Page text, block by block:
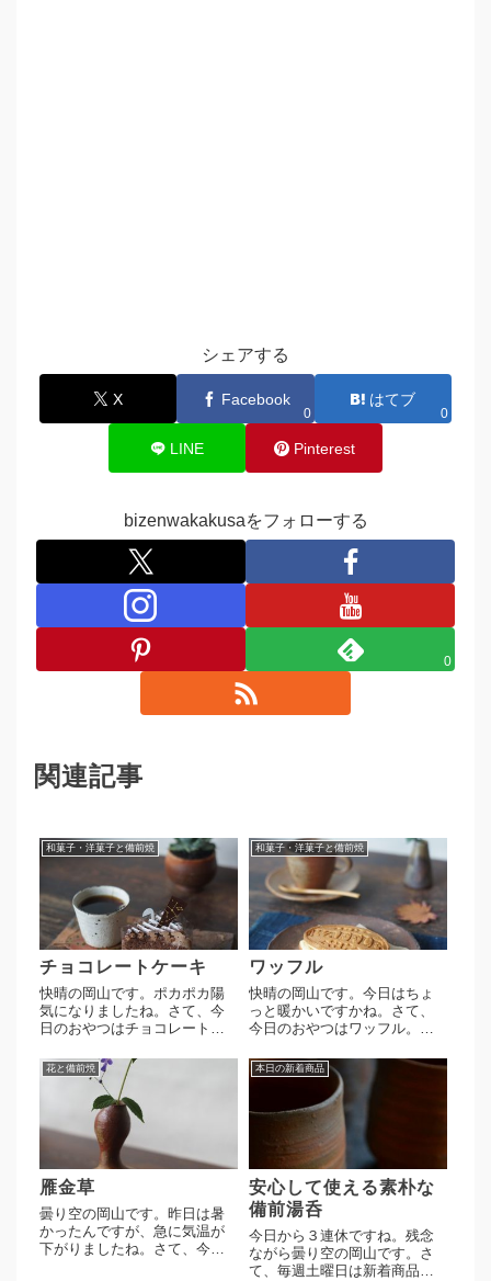
シェアする
X Facebook
0
はてブ
0
LINE Pinterest
bizenwakakusaをフォローする
0
関連記事
和菓子・洋菓子と備前焼
チョコレートケーキ
快晴の岡山です。ポカポカ陽
気になりましたね。さて、今
日のおやつはチョコレートケ
した。ありがとうございま
す。昔ながらのチョコレート
ケーキいただきます。細川さ
んの長方皿へ。肉厚の板皿で
変化のある牡丹餅の景色、ざ
っくり土...
和菓子・洋菓子と備前焼
ワッフル
快晴の岡山です。今日はちょ
っと暖かいですかね。さて、
今日のおやつはワッフル。細
様の土の表情が魅力的なうつ
わ。シンプルなリムプレート
で日常使いにおすすめです。
六寸サイズで使い勝手が良い
ですよ。使うほどにまだら模
様が味...
花と備前焼
雁金草
曇り空の岡山です。昨日は暑
かったんですが、急に気温が
下がりましたね。さて、今年
本日の新着商品
安心して使える素朴な
備前湯呑
今日から３連休ですね。残念
ながら曇り空の岡山です。さ
て、毎週土曜日は新着商品の